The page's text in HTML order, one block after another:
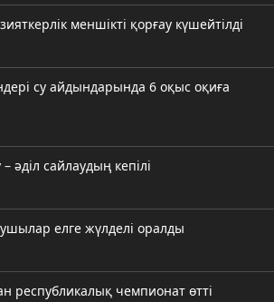
меншікті қорғау күшейтілді
су айдындарында 6 оқыс оқиға
әділ сайлаудың кепілі
елге жүлделі оралды
республикалық чемпионат өтті